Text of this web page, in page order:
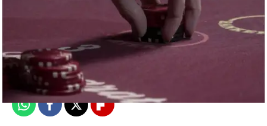
Madrid
Publicado:12 de febrero de 2018, 12:50
WhatsappFacebook
X Flipboard